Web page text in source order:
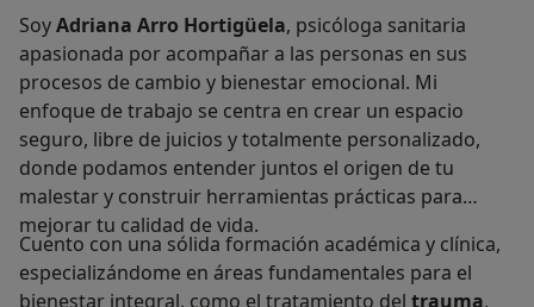
SoyAdriana Arro Hortigüela, psicóloga sanitaria
apasionada por acompañar a las personas en sus
procesos de cambio y bienestar emocional. Mi
enfoque de trabajo se centra en crear un espacio
seguro, libre de juicios y totalmente personalizado,
donde podamos entender juntos el origen de tu
malestar y construir herramientas prácticas para
mejorar tu calidad de vida.
Cuento con una sólida formación académica y clínica,
especializándome en áreas fundamentales para el
bienestar integral, como el tratamiento del trauma,